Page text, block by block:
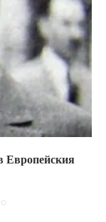
Европейския